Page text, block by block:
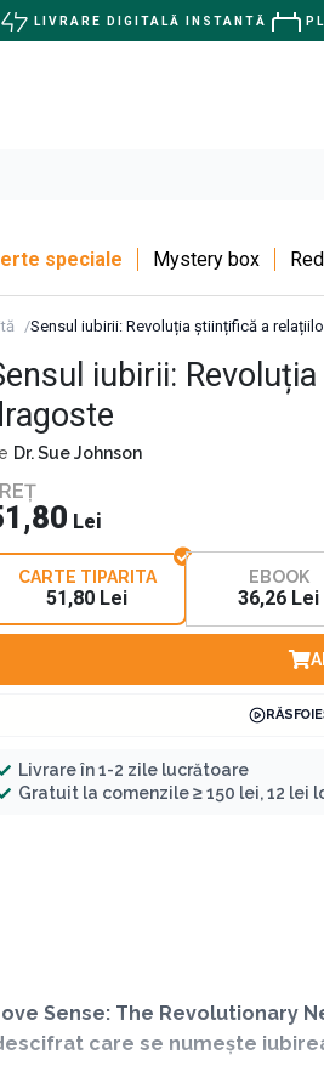
LIVRARE DIGITALĂ INSTANTĂ
speciale Mystery box
Sensul iubirii: Revoluția științifică a
iubirii:
Dr. Sue Johnson
Lei
CARTE TIPARITA
51,80 Lei
EBOOK
36,26 Lei
Livrare în 1-2 zile lucrătoare
Gratuit la comenzile ≥ 150 lei, 12 lei
Sense: The Revolutionary
care se numește